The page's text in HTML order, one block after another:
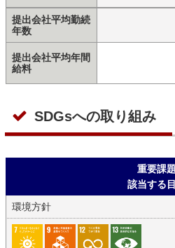
提出会社平均勤続
年数
提出会社平均年間
給料
SDGsへの取り組み
重要課題
該当する
環境方針